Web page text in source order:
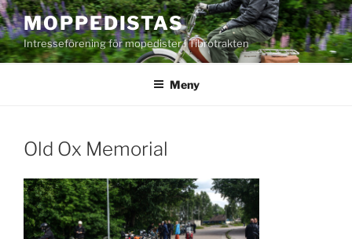
Hoppa
till
innehåll
MOPPEDISTAS
Intresseförening för mopedister i Tibrotrakten
Meny
Old Ox Memorial